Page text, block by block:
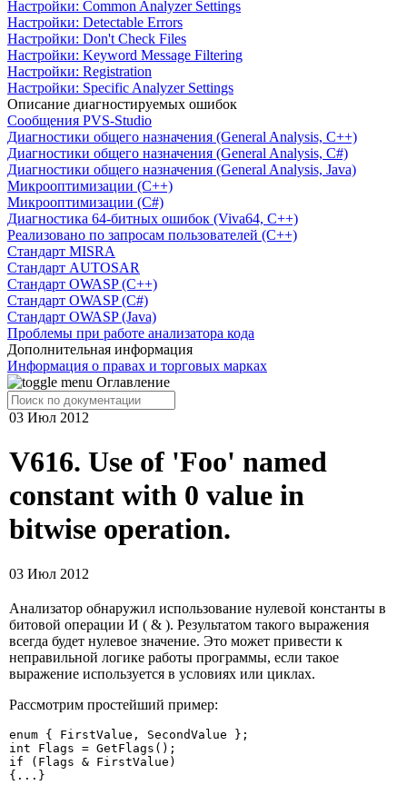
Настройки: Common Analyzer Settings
Настройки: Detectable Errors
Настройки: Don't Check Files
Настройки: Keyword Message Filtering
Настройки: Registration
Настройки: Specific Analyzer Settings
Описание диагностируемых ошибок
Сообщения PVS-Studio
Диагностики общего назначения (General Analysis, C++)
Диагностики общего назначения (General Analysis, C#)
Диагностики общего назначения (General Analysis, Java)
Микрооптимизации (C++)
Микрооптимизации (C#)
Диагностика 64-битных ошибок (Viva64, C++)
Реализовано по запросам пользователей (C++)
Cтандарт MISRA
Стандарт AUTOSAR
Стандарт OWASP (C++)
Стандарт OWASP (C#)
Стандарт OWASP (Java)
Проблемы при работе анализатора кода
Дополнительная информация
Информация о правах и торговых марках
Оглавление
03 Июл 2012
V616. Use of 'Foo' named
constant with 0 value in
bitwise operation.
03 Июл 2012
Анализатор обнаружил использование нулевой константы в
битовой операции И ( & ). Результатом такого выражения
всегда будет нулевое значение. Это может привести к
неправильной логике работы программы, если такое
выражение используется в условиях или циклах.
Рассмотрим простейший пример:
enum { FirstValue, SecondValue };
int Flags = GetFlags();
if (Flags & FirstValue)
{...}